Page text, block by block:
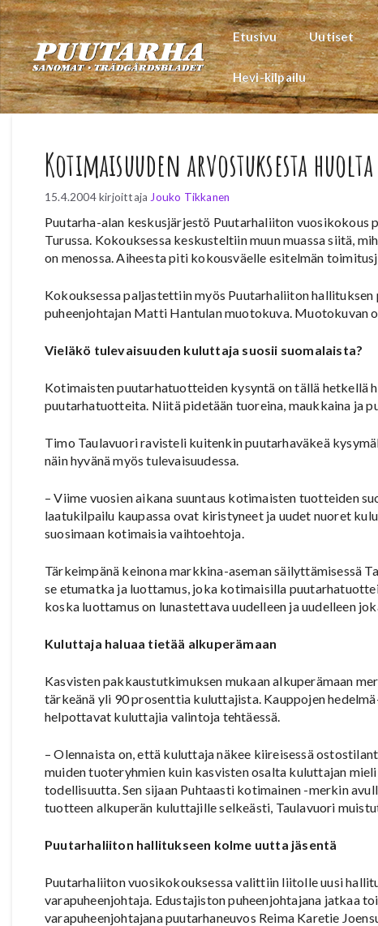
Siirry
sisältöön
Etusivu Uutiset
Hevi-kilpailu
Kotimaisuuden arvostuksesta huolta
15.4.2004 kirjoittaja Jouko Tikkanen
Puutarha-alan keskusjärjestö Puutarhaliiton vuosikokous
Turussa. Kokouksessa keskusteltiin muun muassa siitä,
on menossa. Aiheesta piti kokousväelle esitelmän
Kokouksessa paljastettiin myös Puutarhaliiton
puheenjohtajan Matti Hantulan muotokuva. Muotokuvan
Vieläkö tulevaisuuden kuluttaja suosii suomalaista?
Kotimaisten puutarhatuotteiden kysyntä on tällä hetkellä
puutarhatuotteita. Niitä pidetään tuoreina, maukkaina ja
Timo Taulavuori ravisteli kuitenkin puutarhaväkeä
näin hyvänä myös tulevaisuudessa.
– Viime vuosien aikana suuntaus kotimaisten tuotteiden
laatukilpailu kaupassa ovat kiristyneet ja uudet nuoret
suosimaan kotimaisia vaihtoehtoja.
Tärkeimpänä keinona markkina-aseman säilyttämisessä
se etumatka ja luottamus, joka kotimaisilla
koska luottamus on lunastettava uudelleen ja uudelleen
Kuluttaja haluaa tietää alkuperämaan
Kasvisten pakkaustutkimuksen mukaan alkuperämaan
tärkeänä yli 90 prosenttia kuluttajista. Kauppojen
helpottavat kuluttajia valintoja tehtäessä.
– Olennaista on, että kuluttaja näkee kiireisessä
muiden tuoteryhmien kuin kasvisten osalta kuluttajan
todellisuutta. Sen sijaan Puhtaasti kotimainen -merkin
tuotteen alkuperän kuluttajille selkeästi, Taulavuori
Puutarhaliiton hallitukseen kolme uutta jäsentä
Puutarhaliiton vuosikokouksessa valittiin liitolle uusi
varapuheenjohtaja. Edustajiston puheenjohtajana jatkaa
varapuheenjohtajana puutarhaneuvos Reima Karetie